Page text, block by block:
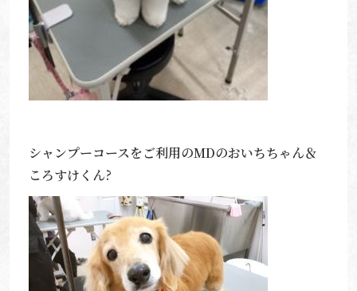
シャンプーコースをご利用のMDのおいちちゃん＆
ころすけくん?